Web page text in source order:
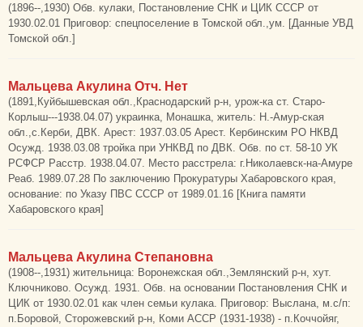
(1896--,1930) Обв. кулаки, Постановление СНК и ЦИК СССР от
1930.02.01 Приговор: спецпоселение в Томской обл.,ум. [Данные УВД
Томской обл.]
Мальцева Акулина Отч. Нет
(1891,Куйбышевская обл.,Краснодарский р-н, урож-ка ст. Старо-
Корлыш---1938.04.07) украинка, Монашка, житель: Н.-Амур-ская
обл.,с.Керби, ДВК. Арест: 1937.03.05 Арест. Кербинским РО НКВД
Осужд. 1938.03.08 тройка при УНКВД по ДВК. Обв. по ст. 58-10 УК
РСФСР Расстр. 1938.04.07. Место расстрела: г.Николаевск-на-Амуре
Реаб. 1989.07.28 По заключению Прокуратуры Хабаровского края,
основание: по Указу ПВС СССР от 1989.01.16 [Книга памяти
Хабаровского края]
Мальцева Акулина Степановна
(1908--,1931) жительница: Воронежская обл.,Землянский р-н, хут.
Ключниково. Осужд. 1931. Обв. на основании Постановления СНК и
ЦИК от 1930.02.01 как член семьи кулака. Приговор: Выслана, м.с/п:
п.Боровой, Сторожевский р-н, Коми АССР (1931-1938) - п.Коччойяг,